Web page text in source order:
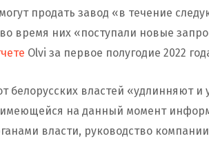
продать завод «в течение
время них «поступали новые
Olvi за первое полугодие 2022
белорусских властей «удлинняют
на данный момент
власти, руководство